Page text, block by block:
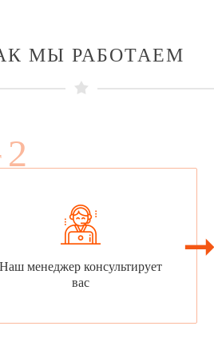
МЫ РАБОТАЕМ
2
Наш менеджер консультирует
вас